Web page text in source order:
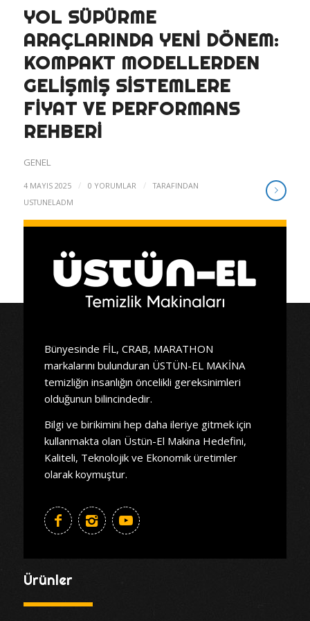
YOL SÜPÜRME
ARAÇLARINDA YENI DÖNEM:
KOMPAKT MODELLERDEN
GELIŞMIŞ SISTEMLERE
FIYAT VE PERFORMANS
REHBERI
GENEL
4 MAYIS 2025 / 0 YORUMLAR /
TARAFINDAN
USTUNELADM
Bünyesinde FİL, CRAB, MARATHON
markalarını bulunduran ÜSTÜN-EL MAKİNA
temizliğin insanlığın öncelikli gereksinimleri
olduğunun bilincindedir.
Bilgi ve birikimini hep daha ileriye gitmek için
kullanmakta olan Üstün-El Makina Hedefini,
Kaliteli, Teknolojik ve Ekonomik üretimler
olarak koymuştur.
Ürünler